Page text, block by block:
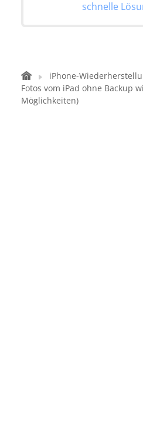
schnelle
iPhone-
Fotos vom iPad ohne Backup
Möglichkeiten)